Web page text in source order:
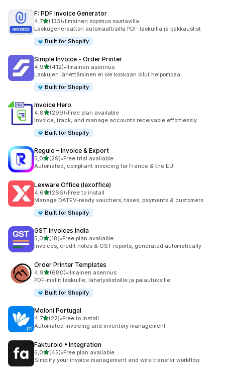
F: PDF Invoice Generator
4,7/ 5 tähteä
(133)
133 arvostelua yhteensä
•Ilmainen sopimus saatavilla
Laskugeneraattori automaattisilla PDF-laskuilla ja pakkauslist
Built for Shopify
Simple Invoice ‑ Order Printer
4,9/ 5 tähteä
(412)
412 arvostelua yhteensä
•Ilmainen asennus
Laskujen lähettäminen ei ole koskaan ollut helpompaa.
Built for Shopify
Invoice Hero
4,8/ 5 tähteä
(299)
299 arvostelua yhteensä
•Free plan available
Invoice, track, and manage accounts receivable effortlessly
Built for Shopify
Regulo – Invoice & Export
5,0/ 5 tähteä
(29)
29 arvostelua yhteensä
•Free trial available
Automated, compliant invoicing for France & the EU.
Lexware Office (lexoffice)
4,6/ 5 tähteä
(266)
266 arvostelua yhteensä
•Free to install
Manage DATEV-ready vouchers, taxes, payments & customers
Built for Shopify
GST Invoices India
5,0/ 5 tähteä
(18)
18 arvostelua yhteensä
•Free plan available
Invoices, credit notes & GST reports, generated automatically
Order Printer Templates
4,9/ 5 tähteä
(680)
680 arvostelua yhteensä
•Ilmainen asennus
PDF-mallit laskuille, lähetyslistoille ja palautuksille.
Built for Shopify
Moloni Portugal
4,7/ 5 tähteä
(22)
22 arvostelua yhteensä
•Free to install
Automated invoicing and inventory management
Fakturoid • Integration
5,0/ 5 tähteä
(45)
45 arvostelua yhteensä
•Free plan available
Simplify your invoice management and wire transfer workflow